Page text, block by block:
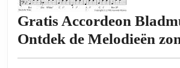
Gratis Accordeon
Ontdek de Melodieën